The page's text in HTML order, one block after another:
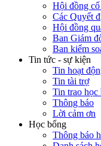
Hội đồng cố
Các Quyết
Hội đồng
Ban Giám
Ban kiểm
Tin tức - sự kiện
Tin hoạt
Tin tài trợ
Tin trao học
Thông báo
Lời cảm ơn
Học bổng
Thông báo